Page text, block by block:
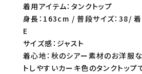
着用アイテム：タンクトップ
身長：163cm / 普段サイズ：38/
E
サイズ感：ジャスト
着心地：秋のシアー素材のお洋服
トしやすいカーキ色のタンクトップ